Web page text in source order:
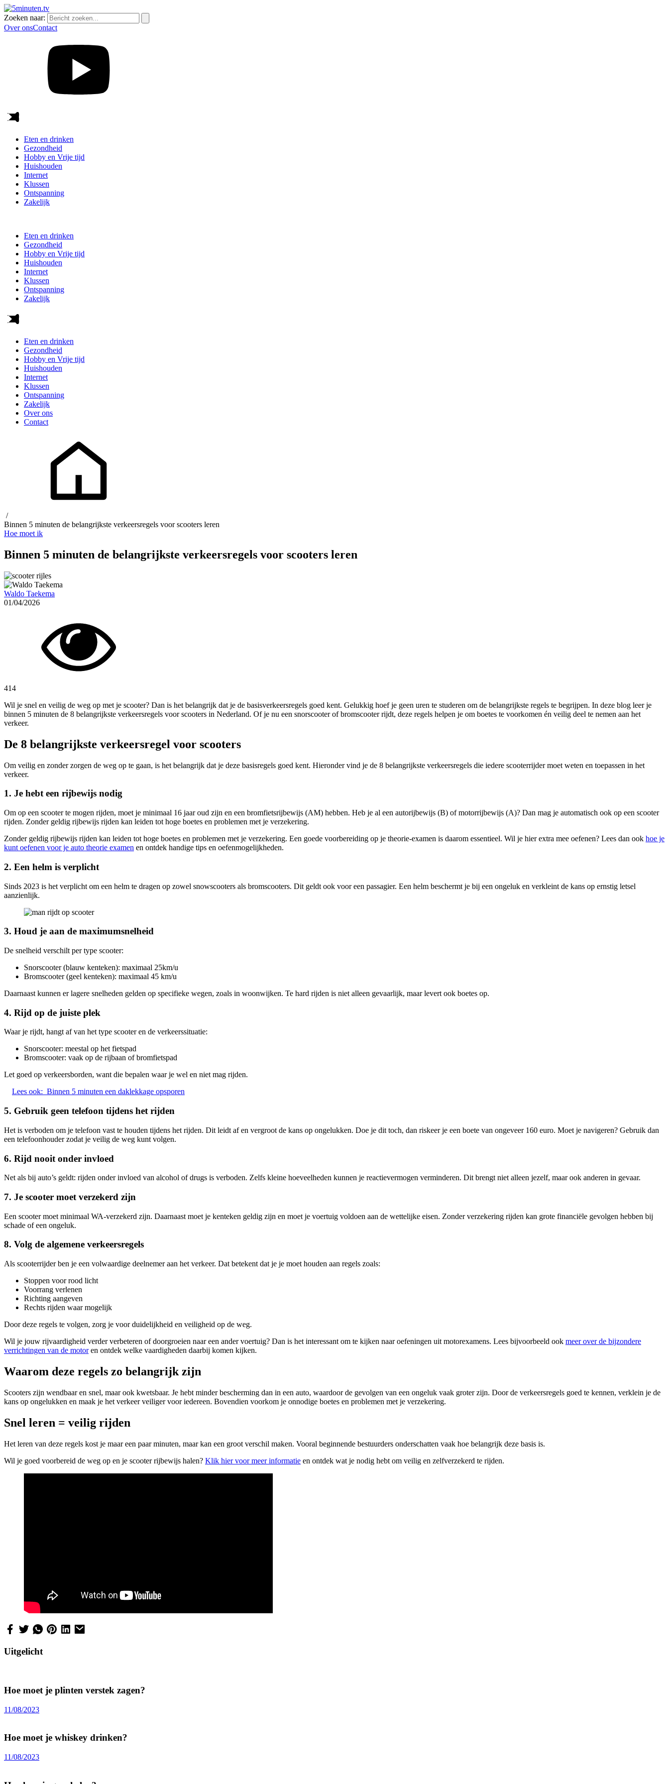
Zoeken naar:
Over onsContact
Eten en drinken
Gezondheid
Hobby en Vrije tijd
Huishouden
Internet
Klussen
Ontspanning
Zakelijk
Eten en drinken
Gezondheid
Hobby en Vrije tijd
Huishouden
Internet
Klussen
Ontspanning
Zakelijk
Eten en drinken
Gezondheid
Hobby en Vrije tijd
Huishouden
Internet
Klussen
Ontspanning
Zakelijk
Over ons
Contact
/
Binnen 5 minuten de belangrijkste verkeersregels voor scooters leren
Hoe moet ik
Binnen 5 minuten de belangrijkste verkeersregels voor scooters leren
Waldo Taekema
01/04/2026
414
Wil je snel en veilig de weg op met je scooter? Dan is het belangrijk dat je de basisverkeersregels goed kent. Gelukkig hoef je geen uren te studeren om de belangrijkste regels te begrijpen. In deze blog leer je
binnen 5 minuten de 8 belangrijkste verkeersregels voor scooters in Nederland. Of je nu een snorscooter of bromscooter rijdt, deze regels helpen je om boetes te voorkomen én veilig deel te nemen aan het
verkeer.
De 8 belangrijkste verkeersregel voor scooters
Om veilig en zonder zorgen de weg op te gaan, is het belangrijk dat je deze basisregels goed kent. Hieronder vind je de 8 belangrijkste verkeersregels die iedere scooterrijder moet weten en toepassen in het
verkeer.
1. Je hebt een rijbewijs nodig
Om op een scooter te mogen rijden, moet je minimaal 16 jaar oud zijn en een bromfietsrijbewijs (AM) hebben. Heb je al een autorijbewijs (B) of motorrijbewijs (A)? Dan mag je automatisch ook op een scooter
rijden. Zonder geldig rijbewijs rijden kan leiden tot hoge boetes en problemen met je verzekering.
Zonder geldig rijbewijs rijden kan leiden tot hoge boetes en problemen met je verzekering. Een goede voorbereiding op je theorie-examen is daarom essentieel. Wil je hier extra mee oefenen? Lees dan ook hoe je
kunt oefenen voor je auto theorie examen en ontdek handige tips en oefenmogelijkheden.
2. Een helm is verplicht
Sinds 2023 is het verplicht om een helm te dragen op zowel snowscooters als bromscooters. Dit geldt ook voor een passagier. Een helm beschermt je bij een ongeluk en verkleint de kans op ernstig letsel
aanzienlijk.
3. Houd je aan de maximumsnelheid
De snelheid verschilt per type scooter:
Snorscooter (blauw kenteken): maximaal 25km/u
Bromscooter (geel kenteken): maximaal 45 km/u
Daarnaast kunnen er lagere snelheden gelden op specifieke wegen, zoals in woonwijken. Te hard rijden is niet alleen gevaarlijk, maar levert ook boetes op.
4. Rijd op de juiste plek
Waar je rijdt, hangt af van het type scooter en de verkeerssituatie:
Snorscooter: meestal op het fietspad
Bromscooter: vaak op de rijbaan of bromfietspad
Let goed op verkeersborden, want die bepalen waar je wel en niet mag rijden.
Lees ook: Binnen 5 minuten een daklekkage opsporen
5. Gebruik geen telefoon tijdens het rijden
Het is verboden om je telefoon vast te houden tijdens het rijden. Dit leidt af en vergroot de kans op ongelukken. Doe je dit toch, dan riskeer je een boete van ongeveer 160 euro. Moet je navigeren? Gebruik dan
een telefoonhouder zodat je veilig de weg kunt volgen.
6. Rijd nooit onder invloed
Net als bij auto’s geldt: rijden onder invloed van alcohol of drugs is verboden. Zelfs kleine hoeveelheden kunnen je reactievermogen verminderen. Dit brengt niet alleen jezelf, maar ook anderen in gevaar.
7. Je scooter moet verzekerd zijn
Een scooter moet minimaal WA-verzekerd zijn. Daarnaast moet je kenteken geldig zijn en moet je voertuig voldoen aan de wettelijke eisen. Zonder verzekering rijden kan grote financiële gevolgen hebben bij
schade of een ongeluk.
8. Volg de algemene verkeersregels
Als scooterrijder ben je een volwaardige deelnemer aan het verkeer. Dat betekent dat je je moet houden aan regels zoals:
Stoppen voor rood licht
Voorrang verlenen
Richting aangeven
Rechts rijden waar mogelijk
Door deze regels te volgen, zorg je voor duidelijkheid en veiligheid op de weg.
Wil je jouw rijvaardigheid verder verbeteren of doorgroeien naar een ander voertuig? Dan is het interessant om te kijken naar oefeningen uit motorexamens. Lees bijvoorbeeld ook meer over de bijzondere
verrichtingen van de motoren ontdek welke vaardigheden daarbij komen kijken.
Waarom deze regels zo belangrijk zijn
Scooters zijn wendbaar en snel, maar ook kwetsbaar. Je hebt minder bescherming dan in een auto, waardoor de gevolgen van een ongeluk vaak groter zijn. Door de verkeersregels goed te kennen, verklein je de
kans op ongelukken en maak je het verkeer veiliger voor iedereen. Bovendien voorkom je onnodige boetes en problemen met je verzekering.
Snel leren = veilig rijden
Het leren van deze regels kost je maar een paar minuten, maar kan een groot verschil maken. Vooral beginnende bestuurders onderschatten vaak hoe belangrijk deze basis is.
Wil je goed voorbereid de weg op en je scooter rijbewijs halen? Klik hier voor meer informatie en ontdek wat je nodig hebt om veilig en zelfverzekerd te rijden.
Uitgelicht
Hoe moet je plinten verstek zagen?
11/08/2023
Hoe moet je whiskey drinken?
11/08/2023